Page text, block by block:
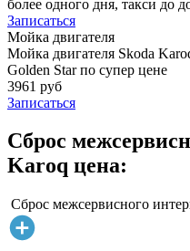
более одного дня, такси до
Записаться
Мойка двигателя
Мойка двигателя Skoda
Golden Star по супер цене
3961 руб
Записаться
Сброс
Karoq цена:
Сброс межсервисного